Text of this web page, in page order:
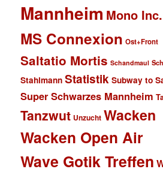
Mannheim Mono Inc.
MS Connexion Ost+Front
Saltatio Mortis Schandmaul
Stahlmann Statistik Subway to
Super Schwarzes Mannheim
Tanzwut Unzucht Wacken
Wacken Open Air
Wave Gotik Treffen